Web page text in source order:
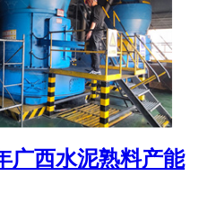
广西水泥熟料产能